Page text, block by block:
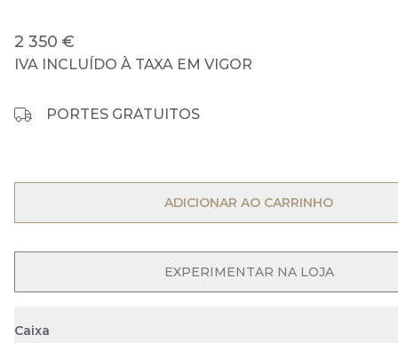
2 350 €
IVA INCLUÍDO À TAXA EM VIGOR
PORTES GRATUITOS
OPEN MENU
ADICIONAR AO CARRINHO
OPEN MENU
EXPERIMENTAR NA LOJA
Caixa